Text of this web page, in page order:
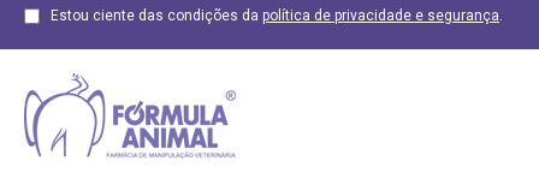
Estou ciente das condições da política de privacidade e segurança.